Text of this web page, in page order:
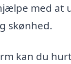
med at
skønhed.
kan du